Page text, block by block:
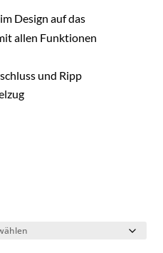
Design auf das
allen Funktionen
und Ripp